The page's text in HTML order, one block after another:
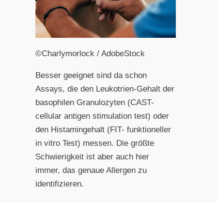
©Charlymorlock / AdobeStock
Besser geeignet sind da schon
Assays, die den Leukotrien-Gehalt der
basophilen Granulozyten (CAST-
cellular antigen stimulation test) oder
den Histamingehalt (FIT- funktioneller
in vitro Test) messen. Die größte
Schwierigkeit ist aber auch hier
immer, das genaue Allergen zu
identifizieren.